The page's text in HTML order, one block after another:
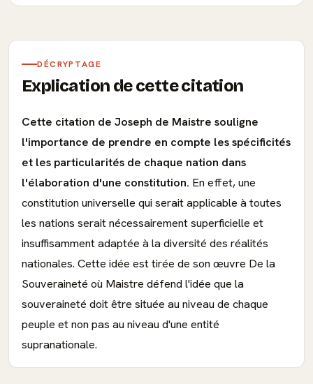
DÉCRYPTAGE
Explication de cette citation
Cette citation de Joseph de Maistre souligne
l'importance de prendre en compte les spécificités
et les particularités de chaque nation dans
l'élaboration d'une constitution. En effet, une
constitution universelle qui serait applicable à toutes
les nations serait nécessairement superficielle et
insuffisamment adaptée à la diversité des réalités
nationales. Cette idée est tirée de son œuvre De la
Souveraineté où Maistre défend l'idée que la
souveraineté doit être située au niveau de chaque
peuple et non pas au niveau d'une entité
supranationale.